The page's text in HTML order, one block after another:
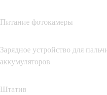
Питание фотокамеры
Зарядное устройство для
аккумуляторов
Штатив